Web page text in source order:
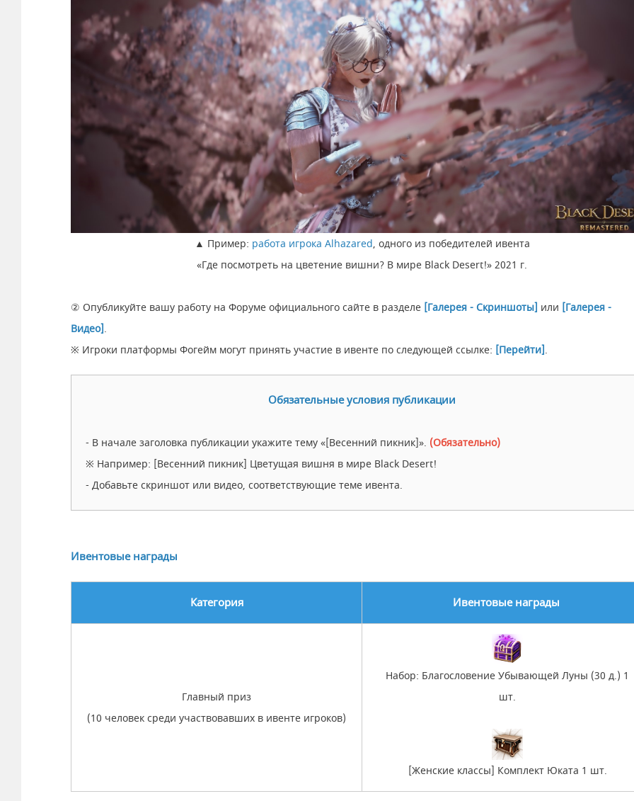
▲ Пример: работа игрока Alhazared, одного из победителей ивента
«Где посмотреть на цветение вишни? В мире Black Desert!» 2021 г.
② Опубликуйте вашу работу на Форуме официального сайте в разделе [Галерея - Скриншоты] или [Галерея -
Видео].
※ Игроки платформы Фогейм могут принять участие в ивенте по следующей ссылке: [Перейти].
Обязательные условия публикации
- В начале заголовка публикации укажите тему «[Весенний пикник]». (Обязательно)
※ Например: [Весенний пикник] Цветущая вишня в мире Black Desert!
- Добавьте скриншот или видео, соответствующие теме ивента.
Ивентовые награды
Категория Ивентовые награды
Главный приз
(10 человек среди участвовавших в ивенте игроков)
Набор: Благословение Убывающей Луны (30 д.) 1
шт.
[Женские классы] Комплект Юката 1 шт.